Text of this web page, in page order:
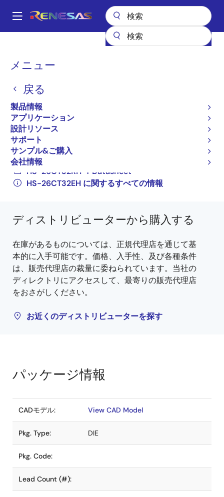
ン
Main
メニュー
戻る
製品情報
アプリケーション
設計リソース
サポート
サンプル&ご購入
会社情報
パ
く
ず
航空宇宙および苛酷環境用IC
高信頼性インタフェース
HS0-26CT32RH-Q
HS0-26CT32RH-Q
アクティブ
Radiation Hardened Quad Differential Line
Receivers
HS-26CT32RH, HS-26CT32EH Datasheet
HS-26CT32RH-T Datasheet
HS-26CT32EH に関するすべての情報
ディストリビューターから購入する
在庫があるものについては、正規代理店を通じて基
本的に入手可能です。価格、入手性、及び各種条件
は、販売代理店の裁量に委ねられています。当社の
ディレクトリにアクセスして、最寄りの販売代理店
をおさがしください。
お近くのディストリビューターを探す
パッケージ情報
CADモデル: View CAD Model
Pkg. Type: DIE
Pkg. Code:
Lead Count (#):